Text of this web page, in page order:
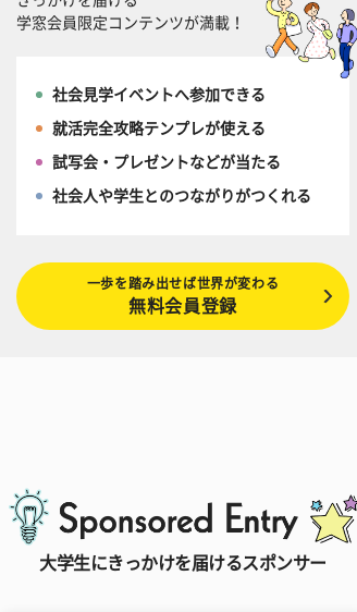
学窓会員限定コンテンツが満載！
社会見学イベントへ参加できる
就活完全攻略テンプレが使える
試写会・プレゼントなどが当たる
社会人や学生とのつながりがつくれる
一歩を踏み出せば世界が変わる
無料会員登録
大学生にきっかけを届けるスポンサー